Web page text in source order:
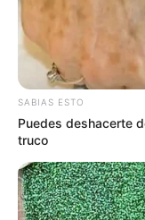
VENTAJAS DE
PEQUEÑOS
SABIAS ESTO
Puedes deshacerte
truco